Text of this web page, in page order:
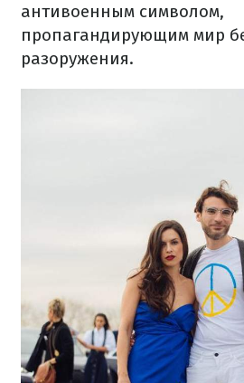
антивоенным символом,
пропагандирующим мир
разоружения.